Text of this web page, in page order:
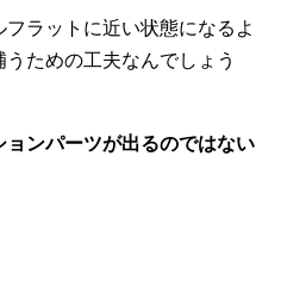
ラットに近い状態になるよ
ための工夫なんでしょう
ンパーツが出るのではない